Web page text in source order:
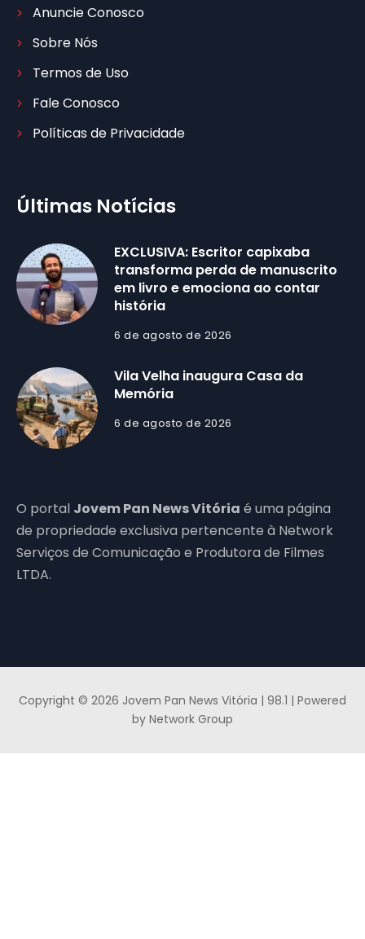
Anuncie Conosco
Sobre Nós
Termos de Uso
Fale Conosco
Políticas de Privacidade
Últimas Notícias
EXCLUSIVA: Escritor capixaba
transforma perda de manuscrito
em livro e emociona ao contar
história
6 de agosto de 2026
Vila Velha inaugura Casa da
Memória
6 de agosto de 2026
O portal Jovem Pan News Vitória é uma página
de propriedade exclusiva pertencente à Network
Serviços de Comunicação e Produtora de Filmes
LTDA.
Copyright © 2026 Jovem Pan News Vitória | 98.1 | Powered
by Network Group